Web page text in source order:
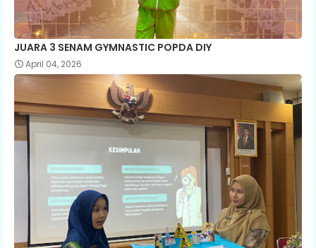
JUARA 3 SENAM GYMNASTIC POPDA DIY
April 04, 2026